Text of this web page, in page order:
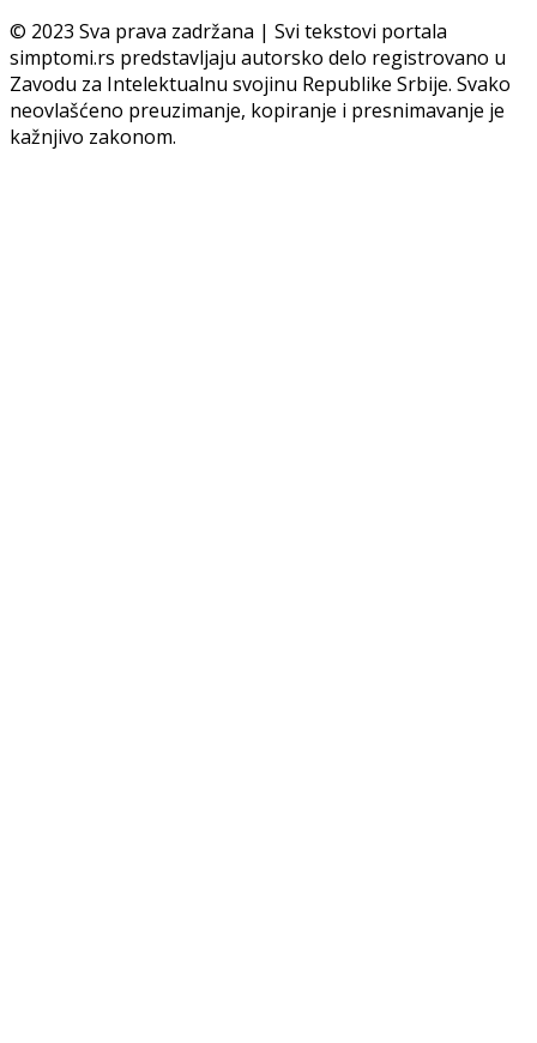
© 2023 Sva prava zadržana | Svi tekstovi portala
simptomi.rs predstavljaju autorsko delo registrovano u
Zavodu za Intelektualnu svojinu Republike Srbije. Svako
neovlašćeno preuzimanje, kopiranje i presnimavanje je
kažnjivo zakonom.